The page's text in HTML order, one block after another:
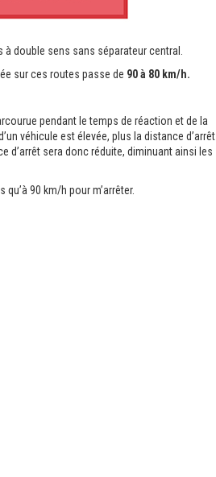
double sens sans séparateur central.
sur ces routes passe de 90 à 80 km/h.
pendant le temps de réaction et de la
véhicule est élevée, plus la distance d’arrêt
d’arrêt sera donc réduite, diminuant ainsi les
90 km/h pour m’arrêter.